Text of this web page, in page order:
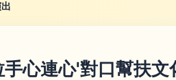
心連心'對口幫扶文